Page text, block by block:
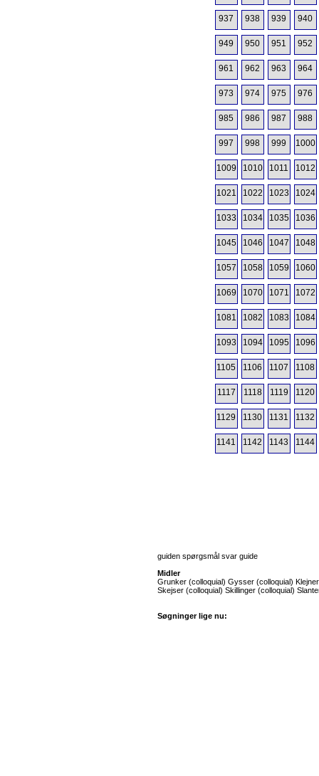
937 938 939 940
949 950 951 952
961 962 963 964
973 974 975 976
985 986 987 988
997 998 999 1000
1009 1010 1011 1012
1021 1022 1023 1024
1033 1034 1035 1036
1045 1046 1047 1048
1057 1058 1059 1060
1069 1070 1071 1072
1081 1082 1083 1084
1093 1094 1095 1096
1105 1106 1107 1108
1117 1118 1119 1120
1129 1130 1131 1132
1141 1142 1143 1144
guiden spørgsmål svar guide
Midler
Grunker (colloquial) Gysser (colloquial)
Skejser (colloquial) Skillinger (colloquial)
Søgninger lige nu: